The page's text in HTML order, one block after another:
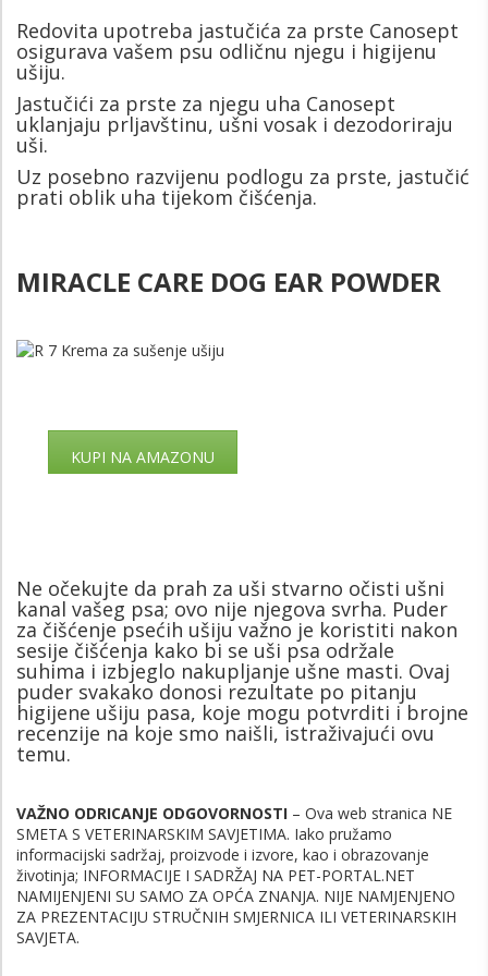
Redovita upotreba jastučića za prste Canosept
osigurava vašem psu odličnu njegu i higijenu
ušiju.
Jastučići za prste za njegu uha Canosept
uklanjaju prljavštinu, ušni vosak i dezodoriraju
uši.
Uz posebno razvijenu podlogu za prste, jastučić
prati oblik uha tijekom čišćenja.
MIRACLE CARE DOG EAR POWDER
KUPI NA AMAZONU
Ne očekujte da prah za uši stvarno očisti ušni
kanal vašeg psa; ovo nije njegova svrha. Puder
za čišćenje psećih ušiju važno je koristiti nakon
sesije čišćenja kako bi se uši psa održale
suhima i izbjeglo nakupljanje ušne masti. Ovaj
puder svakako donosi rezultate po pitanju
higijene ušiju pasa, koje mogu potvrditi i brojne
recenzije na koje smo naišli, istraživajući ovu
temu.
VAŽNO ODRICANJE ODGOVORNOSTI – Ova web stranica NE
SMETA S VETERINARSKIM SAVJETIMA. Iako pružamo
informacijski sadržaj, proizvode i izvore, kao i obrazovanje
životinja; INFORMACIJE I SADRŽAJ NA PET-PORTAL.NET
NAMIJENJENI SU SAMO ZA OPĆA ZNANJA. NIJE NAMJENJENO
ZA PREZENTACIJU STRUČNIH SMJERNICA ILI VETERINARSKIH
SAVJETA.